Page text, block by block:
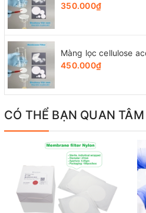
350.000₫
450.000₫
CÓ THỂ BẠN QUAN TÂM